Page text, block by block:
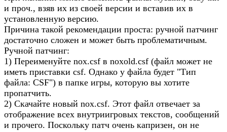
и проч., взяв их из своей версии и вставив их в
установленную версию.
Причина такой рекомендации проста: ручной патчинг
достаточно сложен и может быть проблематичным.
Ручной патчинг:
1) Переименуйте nox.csf в noxold.csf (файл может не
иметь приставки csf. Однако у файла будет "Тип
файла: CSF") в папке игры, которую вы хотите
пропатчить.
2) Скачайте новый nox.csf. Этот файл отвечает за
отображение всех внутриигровых текстов, сообщений
и прочего. Поскольку патч очень капризен, он не